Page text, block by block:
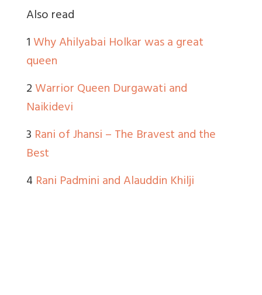
Also read
1Why Ahilyabai Holkar was a great
queen
2Warrior Queen Durgawati and
Naikidevi
3 Rani of Jhansi – The Bravest and the
Best
4 Rani Padmini and Alauddin Khilji